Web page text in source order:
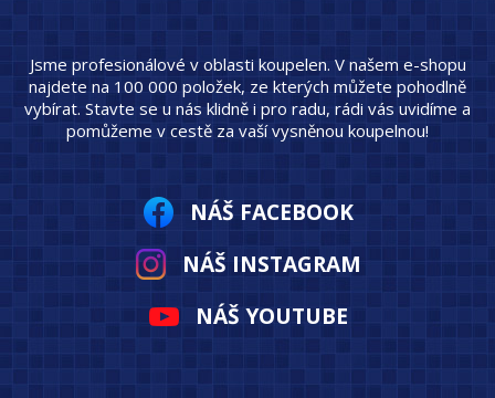
Jsme profesionálové v oblasti koupelen. V našem e-shopu
najdete na 100 000 položek, ze kterých můžete pohodlně
vybírat. Stavte se u nás klidně i pro radu, rádi vás uvidíme a
pomůžeme v cestě za vaší vysněnou koupelnou!
NÁŠ FACEBOOK
NÁŠ INSTAGRAM
NÁŠ YOUTUBE